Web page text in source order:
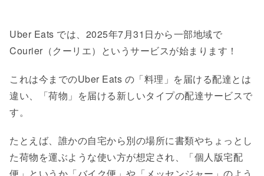
Uber Eats では、2025年7月31日から一部地域で
Courier（クーリエ）というサービスが始まります！
これは今までのUber Eats の「料理」を届ける配達とは
違い、「荷物」を届ける新しいタイプの配達サービスで
す。
たとえば、誰かの自宅から別の場所に書類やちょっとし
た荷物を運ぶような使い方が想定され、「個人版宅配